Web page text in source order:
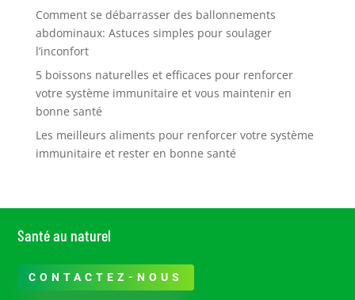
Comment se débarrasser des ballonnements
abdominaux: Astuces simples pour soulager
l’inconfort
5 boissons naturelles et efficaces pour renforcer
votre système immunitaire et vous maintenir en
bonne santé
Les meilleurs aliments pour renforcer votre système
immunitaire et rester en bonne santé
Santé au naturel
CONTACTEZ-NOUS